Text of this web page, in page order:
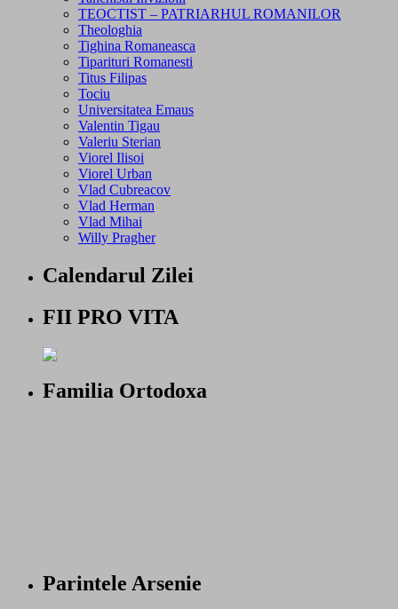
TEOCTIST – PATRIARHUL ROMANILOR
Theologhia
Tighina Romaneasca
Tiparituri Romanesti
Titus Filipas
Tociu
Universitatea Emaus
Valentin Tigau
Valeriu Sterian
Viorel Ilisoi
Viorel Urban
Vlad Cubreacov
Vlad Herman
Vlad Mihai
Willy Pragher
Calendarul Zilei
FII PRO VITA
Familia Ortodoxa
Parintele Arsenie